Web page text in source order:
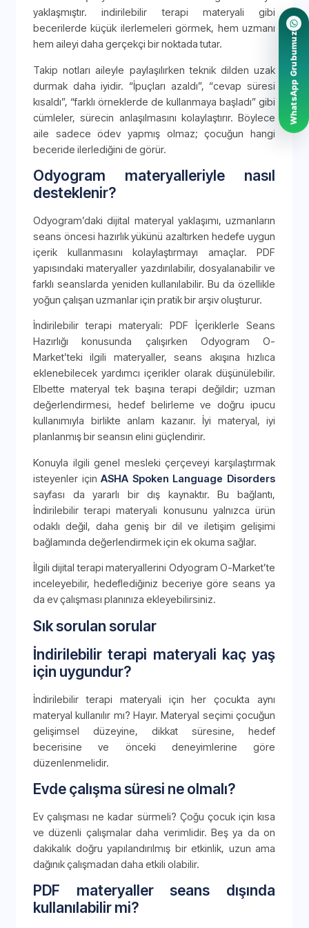
yaklaşmıştır. indirilebilir terapi materyali gibi
becerilerde küçük ilerlemeleri görmek, hem uzmanı
hem aileyi daha gerçekçi bir noktada tutar.
Takip notları aileyle paylaşılırken teknik dilden uzak
durmak daha iyidir. “İpuçları azaldı”, “cevap süresi
kısaldı”, “farklı örneklerde de kullanmaya başladı” gibi
cümleler, sürecin anlaşılmasını kolaylaştırır. Böylece
aile sadece ödev yapmış olmaz; çocuğun hangi
beceride ilerlediğini de görür.
Odyogram materyalleriyle nasıl
desteklenir?
Odyogram’daki dijital materyal yaklaşımı, uzmanların
seans öncesi hazırlık yükünü azaltırken hedefe uygun
içerik kullanmasını kolaylaştırmayı amaçlar. PDF
yapısındaki materyaller yazdırılabilir, dosyalanabilir ve
farklı seanslarda yeniden kullanılabilir. Bu da özellikle
yoğun çalışan uzmanlar için pratik bir arşiv oluşturur.
İndirilebilir terapi materyali: PDF İçeriklerle Seans
Hazırlığı konusunda çalışırken Odyogram O-
Market’teki ilgili materyaller, seans akışına hızlıca
eklenebilecek yardımcı içerikler olarak düşünülebilir.
Elbette materyal tek başına terapi değildir; uzman
değerlendirmesi, hedef belirleme ve doğru ipucu
kullanımıyla birlikte anlam kazanır. İyi materyal, iyi
planlanmış bir seansın elini güçlendirir.
Konuyla ilgili genel mesleki çerçeveyi karşılaştırmak
isteyenler içinASHA Spoken Language Disorders
sayfası da yararlı bir dış kaynaktır. Bu bağlantı,
İndirilebilir terapi materyali konusunu yalnızca ürün
odaklı değil, daha geniş bir dil ve iletişim gelişimi
bağlamında değerlendirmek için ek okuma sağlar.
İlgili dijital terapi materyallerini Odyogram O-Market’te
inceleyebilir, hedeflediğiniz beceriye göre seans ya
da ev çalışması planınıza ekleyebilirsiniz.
Sık sorulan sorular
İndirilebilir terapi materyali kaç yaş
için uygundur?
İndirilebilir terapi materyali için her çocukta aynı
materyal kullanılır mı? Hayır. Materyal seçimi çocuğun
gelişimsel düzeyine, dikkat süresine, hedef
becerisine ve önceki deneyimlerine göre
düzenlenmelidir.
Evde çalışma süresi ne olmalı?
Ev çalışması ne kadar sürmeli? Çoğu çocuk için kısa
ve düzenli çalışmalar daha verimlidir. Beş ya da on
dakikalık doğru yapılandırılmış bir etkinlik, uzun ama
dağınık çalışmadan daha etkili olabilir.
PDF materyaller seans dışında
kullanılabilir mi?
WhatsApp Grubumuz